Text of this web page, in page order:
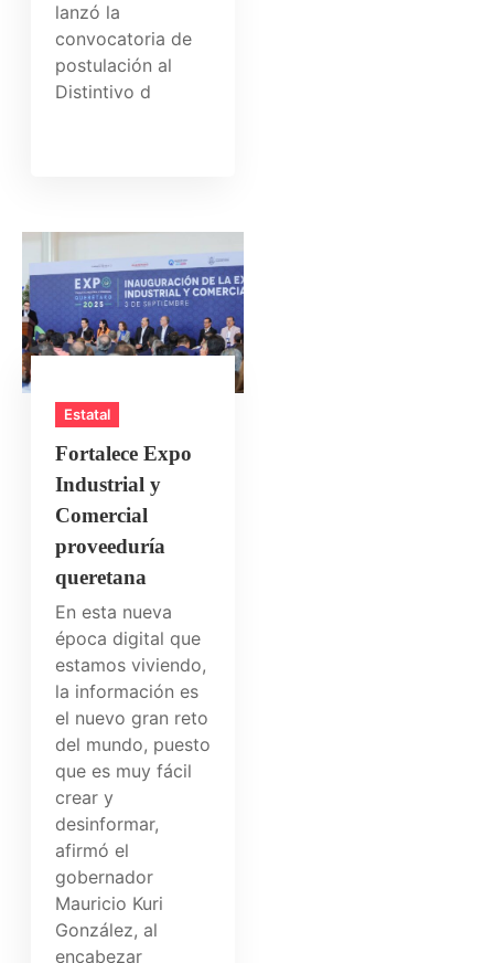
lanzó la
convocatoria de
postulación al
Distintivo d
Estatal
Fortalece Expo
Industrial y
Comercial
proveeduría
queretana
En esta nueva
época digital que
estamos viviendo,
la información es
el nuevo gran reto
del mundo, puesto
que es muy fácil
crear y
desinformar,
afirmó el
gobernador
Mauricio Kuri
González, al
encabezar